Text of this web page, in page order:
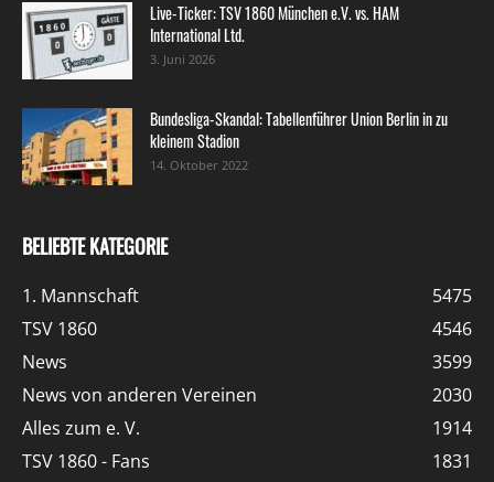
Live-Ticker: TSV 1860 München e.V. vs. HAM
International Ltd.
3. Juni 2026
Bundesliga-Skandal: Tabellenführer Union Berlin in zu
kleinem Stadion
14. Oktober 2022
BELIEBTE KATEGORIE
1. Mannschaft
5475
TSV 1860
4546
News
3599
News von anderen Vereinen
2030
Alles zum e. V.
1914
TSV 1860 - Fans
1831